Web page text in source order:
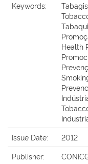
Keywords:
Health
Issue Date:
2012
Publisher: